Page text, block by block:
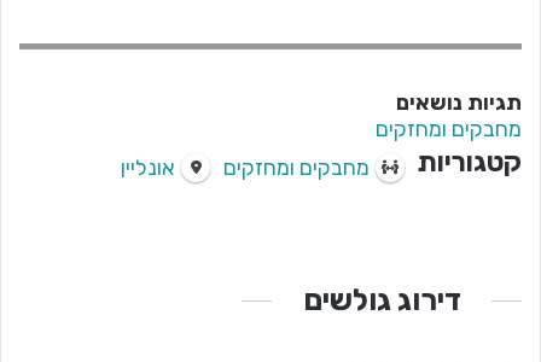
תגיות נושאים
מחבקים ומחזקים
קטגוריות מחבקים ומחזקים אונליין
דירוג גולשים